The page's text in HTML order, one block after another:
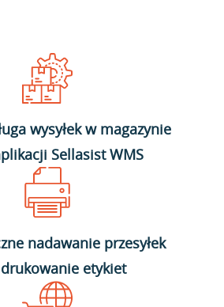
wysyłek w magazynie
Sellasist WMS
nadawanie przesyłek
etykiet